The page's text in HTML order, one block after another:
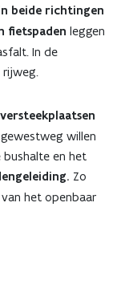
beide richtingen
fietspaden leggen
In de
rijweg.
willen
bushalte en het
Zo
het openbaar